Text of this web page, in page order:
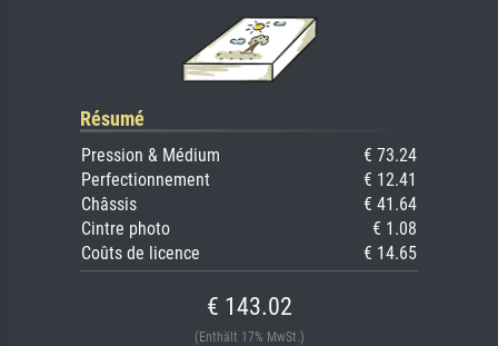
Résumé
Pression & Médium
€ 73.24
Perfectionnement
€ 12.41
Châssis
€ 41.64
Cintre photo
€ 1.08
Coûts de licence
€ 14.65
€ 143.02
(Enthält 17% MwSt.)